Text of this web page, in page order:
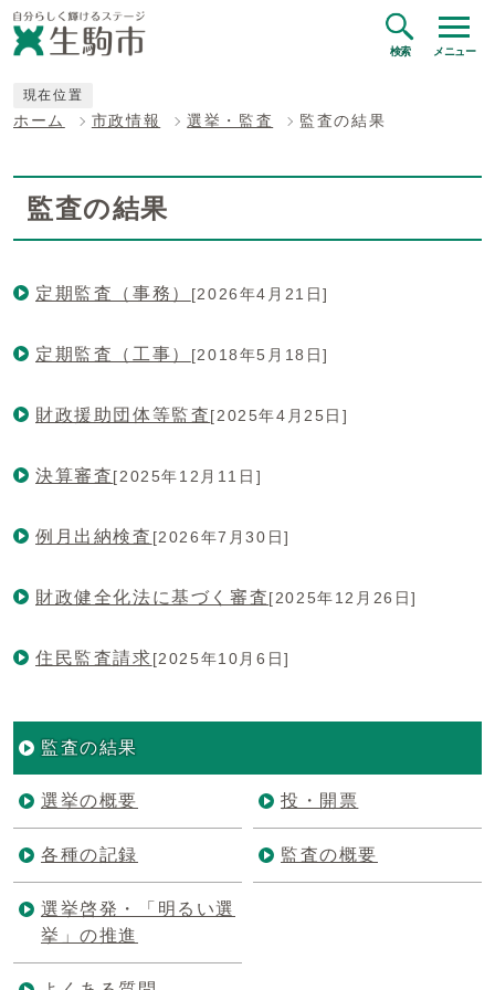
検索 メニュー
現在位置
ホーム 市政情報 選挙・監査 監査の結果
監査の結果
定期監査（事務） [2026年4月21日]
定期監査（工事） [2018年5月18日]
財政援助団体等監査[2025年4月25日]
決算審査[2025年12月11日]
例月出納検査 [2026年7月30日]
財政健全化法に基づく審査[2025年12月26日]
住民監査請求[2025年10月6日]
監査の結果
選挙の概要 投・開票
各種の記録 監査の概要
選挙啓発・「明るい選
挙」の推進